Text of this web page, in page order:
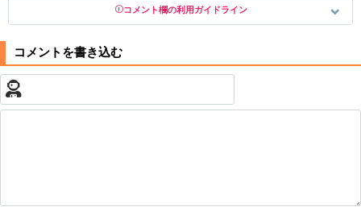
コメント欄の利用ガイドライン
以下の書き込みを禁止とし、場合によってはコメント削除や書き込み制
限を行う可能性がございます。 あらかじめご了承ください。
・公序良俗に反する投稿
・アカウントの売買など金銭が絡む内容の投稿